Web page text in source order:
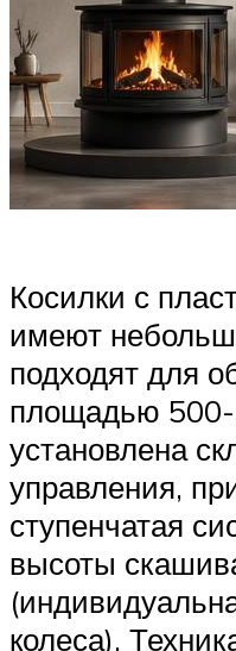
Косилки с
имеют
подходят для
площадью
установлена
управления,
ступенчатая
высоты
колеса).